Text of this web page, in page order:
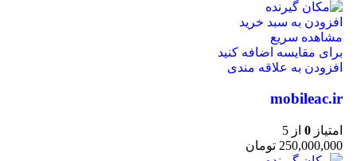
افزودن به سبد خرید
مشاهده سریع
برای مقایسه اضافه کنید
افزودن به علاقه مندی
mobileac.ir
امتیاز 0 از 5
250,000,000 تومان